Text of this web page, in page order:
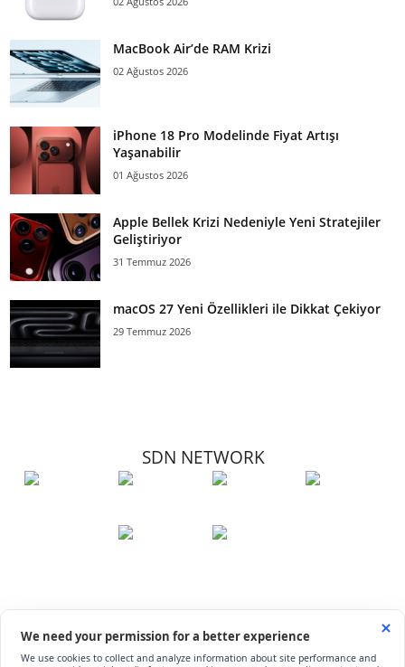
MacBook Air’de RAM Krizi
02 Ağustos 2026
iPhone 18 Pro Modelinde Fiyat Artışı
Yaşanabilir
01 Ağustos 2026
Apple Bellek Krizi Nedeniyle Yeni Stratejiler
Geliştiriyor
31 Temmuz 2026
macOS 27 Yeni Özellikleri ile Dikkat Çekiyor
29 Temmuz 2026
SDN NETWORK